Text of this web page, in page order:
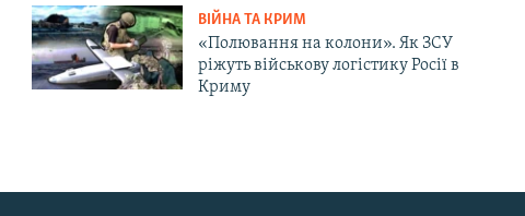
ВІЙНА ТА КРИМ
«Полювання на колони». Як ЗСУ
ріжуть військову логістику Росії в
Криму